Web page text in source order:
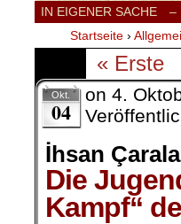
IN EIGENER SACHE –
Startseite ›
« Erste
Okt.
04
on 4.
İhsan
Die
Kampf“